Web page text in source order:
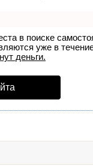
в поиске
уже в
деньги.